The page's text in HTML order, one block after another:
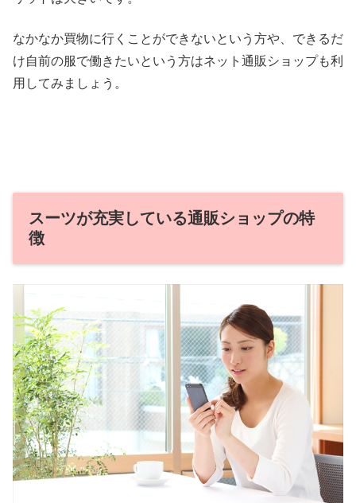
なかなか買物に行くことができないという方や、できるだ
け自前の服で働きたいという方はネット通販ショップも利
用してみましょう。
スーツが充実している通販ショップの特
徴